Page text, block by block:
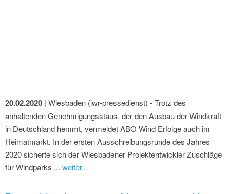
20.02.2020 | Wiesbaden (iwr-pressedienst) - Trotz des
anhaltenden Genehmigungsstaus, der den Ausbau der Windkraft
in Deutschland hemmt, vermeldet ABO Wind Erfolge auch im
Heimatmarkt. In der ersten Ausschreibungsrunde des Jahres
2020 sicherte sich der Wiesbadener Projektentwickler Zuschläge
für Windparks ... weiter...